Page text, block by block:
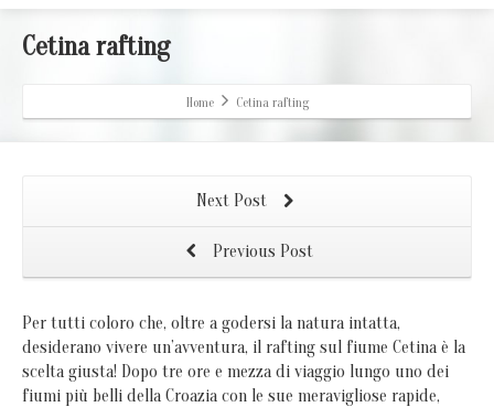
Cetina rafting
Home Cetina rafting
Next Post
Previous Post
Per tutti coloro che, oltre a godersi la natura intatta,
desiderano vivere un’avventura, il rafting sul fiume Cetina è la
scelta giusta! Dopo tre ore e mezza di viaggio lungo uno dei
fiumi più belli della Croazia con le sue meravigliose rapide,